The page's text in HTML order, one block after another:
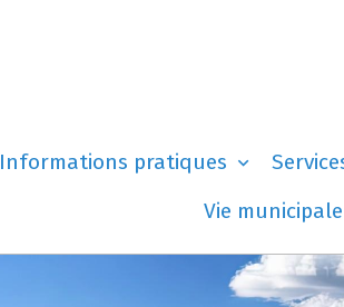
Informations pratiques
Vie municipale